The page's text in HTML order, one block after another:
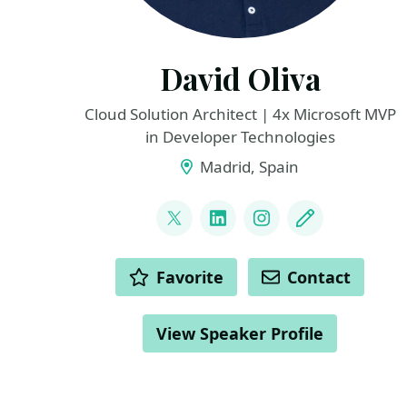
David Oliva
Cloud Solution Architect | 4x Microsoft MVP
in Developer Technologies
Madrid, Spain
@David_Oliva_85
LinkedInInstagram
Blog
ACTIONS Favorite Contact
View Speaker Profile